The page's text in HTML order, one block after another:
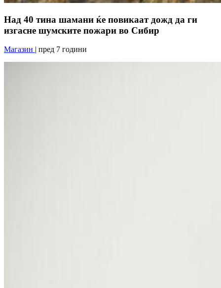
Над 40 тина шамани ќе повикаат дожд да ги
изгасне шумските пожари во Сибир
Магазин | пред 7 години